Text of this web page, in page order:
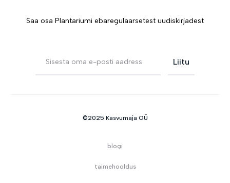
Saa osa Plantariumi ebaregulaarsetest uudiskirjadest
©2025 Kasvumaja OÜ
blogi
taimehooldus